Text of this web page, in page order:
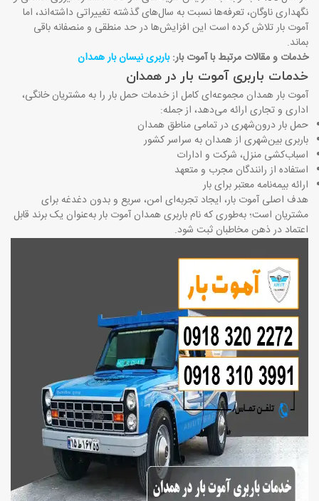
نگهداری ناوگان، تعرفه‌ها نسبت به سال‌های گذشته تغییراتی داشته‌اند، اما
آموت بار تلاش کرده است این افزایش‌ها در حد منطقی و منصفانه باقی
بماند.
خدمات و مقالات مرتبط با آموت بار:باربری نیسان بار همدان
خدمات باربری آموت بار در همدان
آموت بار همدان مجموعه‌ای کامل از خدمات حمل بار را به مشتریان خانگی،
اداری و تجاری ارائه می‌دهد، از جمله:
حمل بار درون‌شهری در تمامی مناطق همدان
باربری بین‌شهری از همدان به سراسر کشور
اسباب‌کشی منزل، شرکت و ادارات
استفاده از رانندگان مجرب و متعهد
ارائه بیمه‌نامه معتبر برای بار
هدف اصلی آموت بار، ایجاد تجربه‌ای امن، سریع و بدون دغدغه برای
مشتریان است؛ به‌طوری که نام باربری همدان آموت بار به‌عنوان یک برند قابل
اعتماد در ذهن مخاطبان ثبت شود.